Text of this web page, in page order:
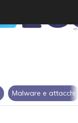
Malware e attacchi